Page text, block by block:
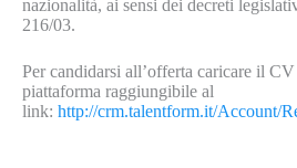
nazionalità, ai sensi dei decreti
216/03.
Per candidarsi all’offerta caricare il
piattaforma raggiungibile al
link: http://crm.talentform.it/Account/